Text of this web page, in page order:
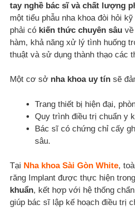
tay nghề bác sĩ và chất lượng
một tiểu phẫu nha khoa đòi hỏi
phải có kiến thức chuyên sâu
hàm, khả năng xử lý tình huống
thuật và sử dụng thành thạo các
Một cơ sở nha khoa uy tín sẽ
Trang thiết bị hiện đại,
Quy trình điều trị chuẩn y
Bác sĩ có chứng chỉ cấy
sâu.
Tại Nha khoa Sài Gòn White,
răng Implant được thực hiện trong
khuẩn, kết hợp với hệ thống
giúp bác sĩ lập kế hoạch điều trị